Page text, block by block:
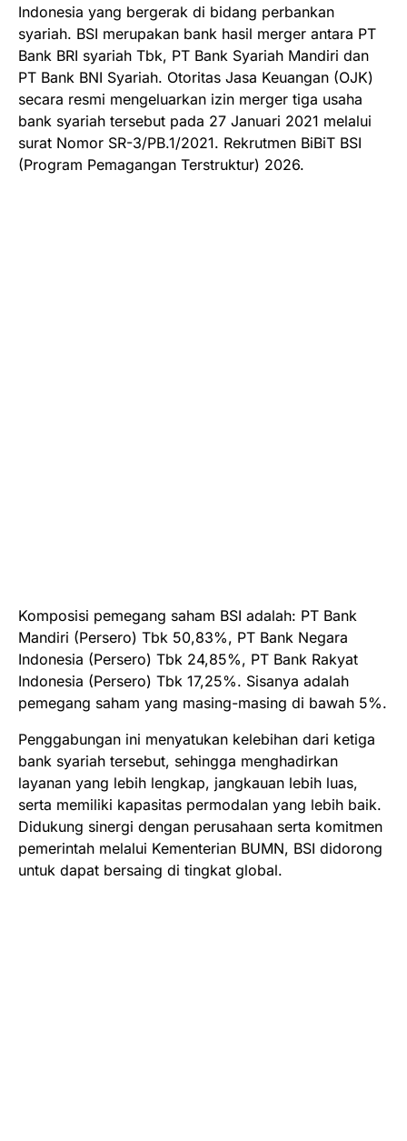
Indonesia yang bergerak di bidang perbankan
syariah. BSI merupakan bank hasil merger antara PT
Bank BRI syariah Tbk, PT Bank Syariah Mandiri dan
PT Bank BNI Syariah. Otoritas Jasa Keuangan (OJK)
secara resmi mengeluarkan izin merger tiga usaha
bank syariah tersebut pada 27 Januari 2021 melalui
surat Nomor SR-3/PB.1/2021. Rekrutmen BiBiT BSI
(Program Pemagangan Terstruktur) 2026.
Komposisi pemegang saham BSI adalah: PT Bank
Mandiri (Persero) Tbk 50,83%, PT Bank Negara
Indonesia (Persero) Tbk 24,85%, PT Bank Rakyat
Indonesia (Persero) Tbk 17,25%. Sisanya adalah
pemegang saham yang masing-masing di bawah 5%.
Penggabungan ini menyatukan kelebihan dari ketiga
bank syariah tersebut, sehingga menghadirkan
layanan yang lebih lengkap, jangkauan lebih luas,
serta memiliki kapasitas permodalan yang lebih baik.
Didukung sinergi dengan perusahaan serta komitmen
pemerintah melalui Kementerian BUMN, BSI didorong
untuk dapat bersaing di tingkat global.